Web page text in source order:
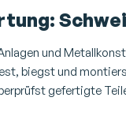
und
biegst und
gefertigte